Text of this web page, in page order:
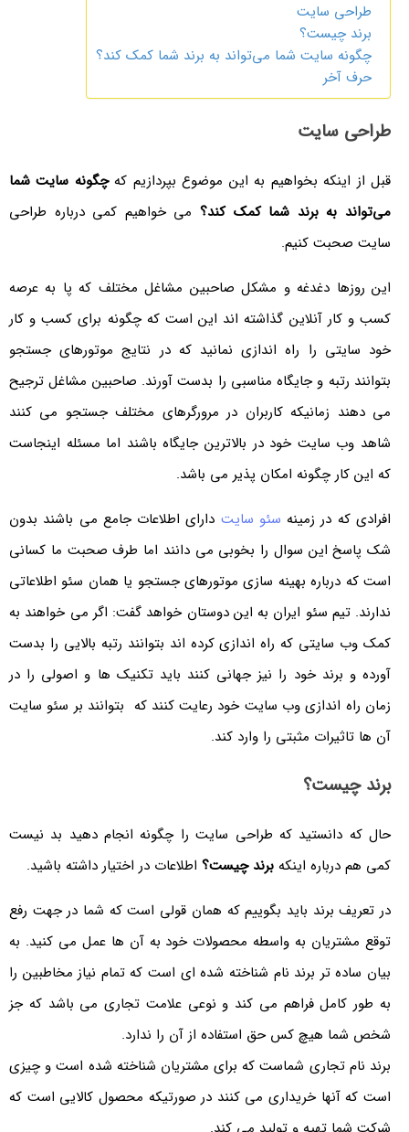
طراحی سایت
برند چیست؟
چگونه سایت شما می‌تواند به برند شما کمک کند؟
حرف آخر
طراحی سایت
قبل از اینکه بخواهیم به این موضوع بپردازیم که چگونه سایت شما
می‌تواند به برند شما کمک کند؟می خواهیم کمی درباره طراحی
سایت صحبت کنیم.
این روزها دغدغه و مشکل صاحبین مشاغل مختلف که پا به عرصه
کسب و کار آنلاین گذاشته اند این است که چگونه برای کسب و کار
خود سایتی را راه اندازی نمانید که در نتایج موتورهای جستجو
بتوانند رتبه و جایگاه مناسبی را بدست آورند. صاحبین مشاغل ترجیح
می دهند زمانیکه کاربران در مرورگرهای مختلف جستجو می کنند
شاهد وب سایت خود در بالاترین جایگاه باشند اما مسئله اینجاست
که این کار چگونه امکان پذیر می باشد.
افرادی که در زمینه سئو سایتدارای اطلاعات جامع می باشند بدون
شک پاسخ این سوال را بخوبی می دانند اما طرف صحبت ما کسانی
است که درباره بهینه سازی موتورهای جستجو یا همان سئو اطلاعاتی
ندارند. تیم سئو ایران به این دوستان خواهد گفت: اگر می خواهند به
کمک وب سایتی که راه اندازی کرده اند بتوانند رتبه بالایی را بدست
آورده و برند خود را نیز جهانی کنند باید تکنیک ها و اصولی را در
زمان راه اندازی وب سایت خود رعایت کنند که بتوانند بر سئو سایت
آن ها تاثیرات مثبتی را وارد کند.
برند چیست؟
حال که دانستید که طراحی سایت را چگونه انجام دهید بد نیست
کمی هم درباره اینکهبرند چیست؟اطلاعات در اختیار داشته باشید.
در تعریف برند باید بگوییم که همان قولی است که شما در جهت رفع
توقع مشتریان به واسطه محصولات خود به آن ها عمل می کنید. به
بیان ساده تر برند نام شناخته شده ای است که تمام نیاز مخاطبین را
به طور کامل فراهم می کند و نوعی علامت تجاری می باشد که جز
شخص شما هیچ کس حق استفاده از آن را ندارد.
برند نام تجاری شماست که برای مشتریان شناخته شده است و چیزی
است که آنها خریداری می کنند در صورتیکه محصول کالایی است که